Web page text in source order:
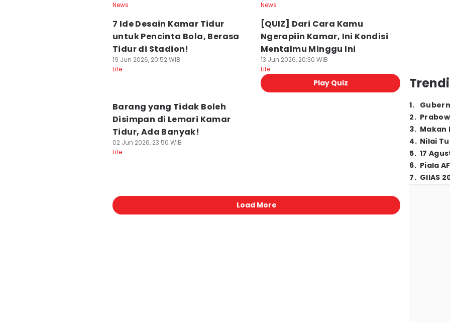
News
News
7 Ide Desain Kamar Tidur
untuk Pencinta Bola, Berasa
Tidur di Stadion!
19 Jun 2026, 20:52 WIB
Life
[QUIZ] Dari Cara Kamu
Ngerapiin Kamar, Ini Kondisi
Mentalmu Minggu Ini
13 Jun 2026, 20:30 WIB
Life
Play Quiz
Barang yang Tidak Boleh
Disimpan di Lemari Kamar
Tidur, Ada Banyak!
02 Jun 2026, 23:50 WIB
Life
Load More
1.
2.
3. Makan
4. Nilai
5. 17
6. Piala
7. GIIAS